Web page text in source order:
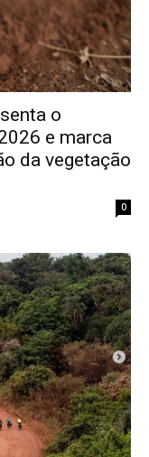
o
e marca
da vegetação
0